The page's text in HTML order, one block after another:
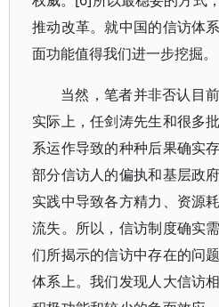
推动改革。就中国的信访体
面功能值得我们进一步挖掘。
当然，笔者并非否认目
实际上，任剑涛先生和很多
系运作导致的种种后果确实
部分信访人的偏执和基层政
实践中导致各方精力、资源
流失。所以，信访制度确实
们所揭示的信访中存在的问
体系上。我们发现人大信访